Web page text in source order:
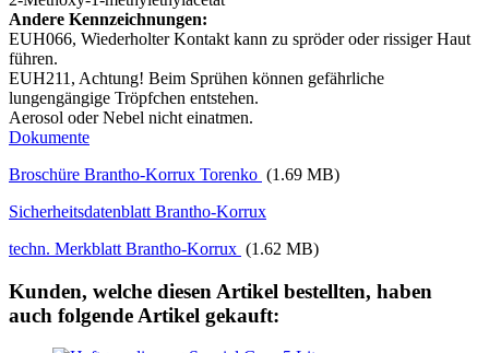
Andere Kennzeichnungen:
EUH066, Wiederholter Kontakt kann zu spröder oder rissiger Haut
führen.
EUH211, Achtung! Beim Sprühen können gefährliche
lungengängige Tröpfchen entstehen.
Aerosol oder Nebel nicht einatmen.
Dokumente
Broschüre Brantho-Korrux Torenko (1.69 MB)
Sicherheitsdatenblatt Brantho-Korrux
techn. Merkblatt Brantho-Korrux (1.62 MB)
Kunden, welche diesen Artikel bestellten, haben
auch folgende Artikel gekauft: